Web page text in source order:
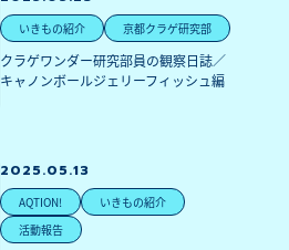
いきもの紹介 京都クラゲ研究部
クラゲワンダー研究部員の観察日誌／
キャノンボールジェリーフィッシュ編
2025.05.13
AQTION!
いきもの紹介
活動報告